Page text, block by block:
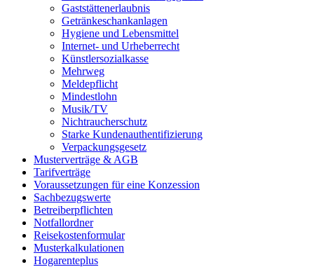
Gaststättenerlaubnis
Getränkeschankanlagen
Hygiene und Lebensmittel
Internet- und Urheberrecht
Künstlersozialkasse
Mehrweg
Meldepflicht
Mindestlohn
Musik/TV
Nichtraucherschutz
Starke Kundenauthentifizierung
Verpackungsgesetz
Musterverträge & AGB
Tarifverträge
Voraussetzungen für eine Konzession
Sachbezugswerte
Betreiberpflichten
Notfallordner
Reisekostenformular
Musterkalkulationen
Hogarenteplus